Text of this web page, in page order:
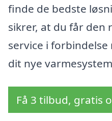
finde de bedste
sikrer, at du får den
service i
dit nye
Få 3 tilbud, gratis